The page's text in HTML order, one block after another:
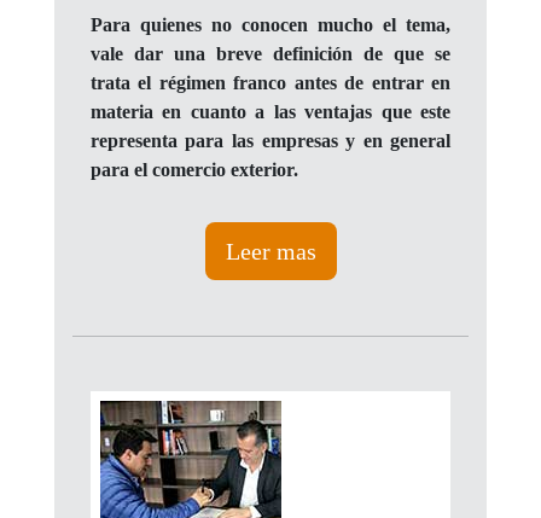
Para quienes no conocen mucho el tema,
vale dar una breve definición de que se
trata el régimen franco antes de entrar en
materia en cuanto a las ventajas que este
representa para las empresas y en general
para el comercio exterior.
Leer mas